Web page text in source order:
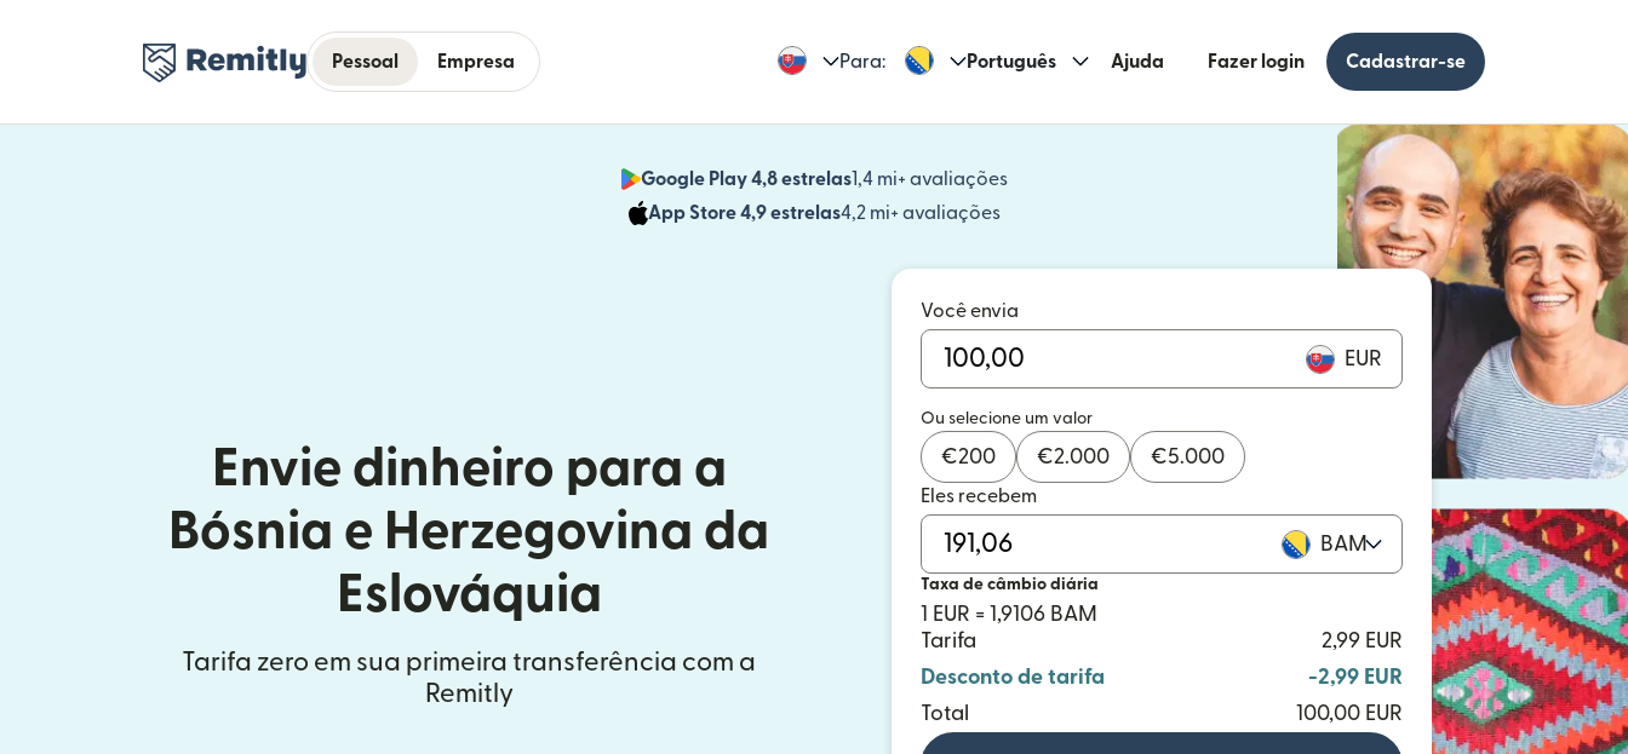
Pessoal Empresa Para: Português Ajuda Fazer login Cadastrar-se
Google Play 4,8 estrelas1,4 mi+ avaliações
(abre em uma nova janela)
App Store 4,9 estrelas4,2 mi+ avaliações
(abre em uma nova janela)
Envie dinheiro para a
Bósnia e Herzegovina da
Eslováquia
Tarifa zero em sua primeira transferência com a
Remitly
Você envia
EUR
Ou selecione um valor
€200 €2.000 €5.000
Eles recebem
BAM
Taxa de câmbio diária
1 EUR = 1,9106 BAM
Tarifa
2,99 EUR
Desconto de tarifa
-2,99 EUR
Total
100,00 EUR